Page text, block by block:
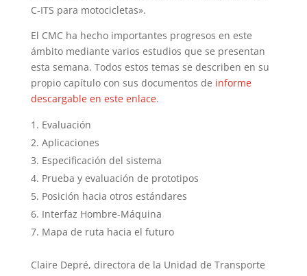
C-ITS para motocicletas».
El CMC ha hecho importantes progresos en este
ámbito mediante varios estudios que se presentan
esta semana. Todos estos temas se describen en su
propio capítulo con sus documentos de informe
descargable en este enlace.
Evaluación
Aplicaciones
Especificación del sistema
Prueba y evaluación de prototipos
Posición hacia otros estándares
Interfaz Hombre-Máquina
Mapa de ruta hacia el futuro
Claire Depré, directora de la Unidad de Transporte